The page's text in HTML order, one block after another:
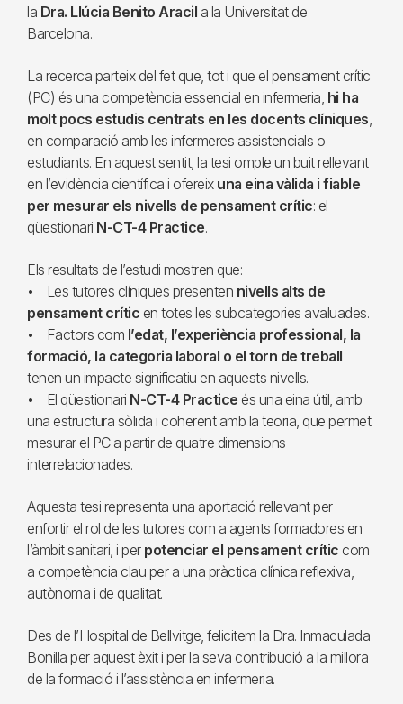
la Dra. Llúcia Benito Aracil a la Universitat de
Barcelona.
La recerca parteix del fet que, tot i que el pensament crític
(PC) és una competència essencial en infermeria, hi ha
molt pocs estudis centrats en les docents clíniques,
en comparació amb les infermeres assistencials o
estudiants. En aquest sentit, la tesi omple un buit rellevant
en l’evidència científica i ofereix una eina vàlida i fiable
per mesurar els nivells de pensament crític: el
qüestionari N-CT-4 Practice.
Els resultats de l’estudi mostren que:
• Les tutores clíniques presenten nivells alts de
pensament crític en totes les subcategories avaluades.
• Factors com l’edat, l’experiència professional, la
formació, la categoria laboral o el torn de treball
tenen un impacte significatiu en aquests nivells.
• El qüestionari N-CT-4 Practice és una eina útil, amb
una estructura sòlida i coherent amb la teoria, que permet
mesurar el PC a partir de quatre dimensions
interrelacionades.
Aquesta tesi representa una aportació rellevant per
enfortir el rol de les tutores com a agents formadores en
l’àmbit sanitari, i per potenciar el pensament crític com
a competència clau per a una pràctica clínica reflexiva,
autònoma i de qualitat.
Des de l’Hospital de Bellvitge, felicitem la Dra. Inmaculada
Bonilla per aquest èxit i per la seva contribució a la millora
de la formació i l’assistència en infermeria.